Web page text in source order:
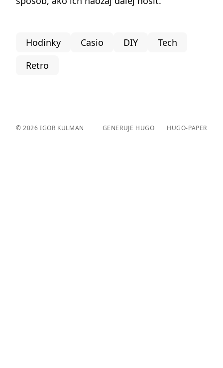
Hodinky Casio DIY
Tech
Retro
© 2026IGOR KULMAN GENERUJE HUGO️️ HUGO-PAPER